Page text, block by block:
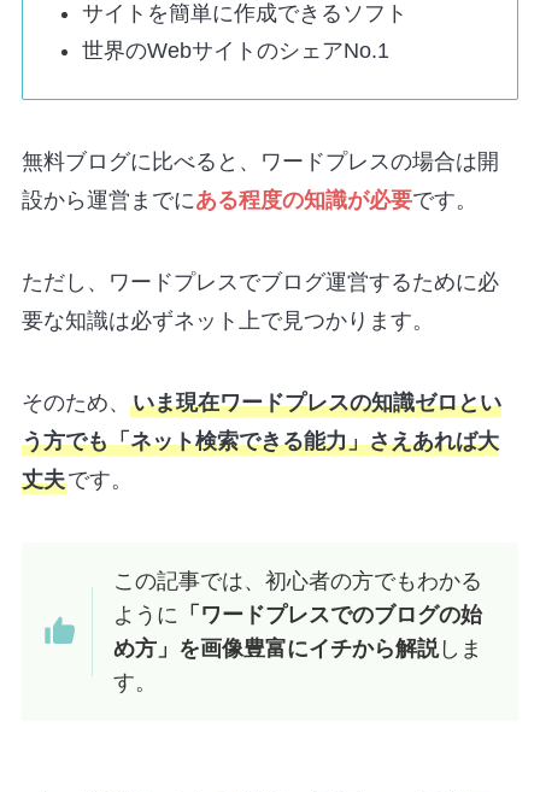
サイトを簡単に作成できるソフト
世界のWebサイトのシェアNo.1
無料ブログに比べると、ワードプレスの場合は開
設から運営までにある程度の知識が必要です。
ただし、ワードプレスでブログ運営するために必
要な知識は必ずネット上で見つかります。
そのため、 いま現在ワードプレスの知識ゼロとい
う方でも「ネット検索できる能力」さえあれば大
丈夫です。
この記事では、初心者の方でもわかる
ように 「ワードプレスでのブログの始
め方」を画像豊富にイチから解説しま
す。